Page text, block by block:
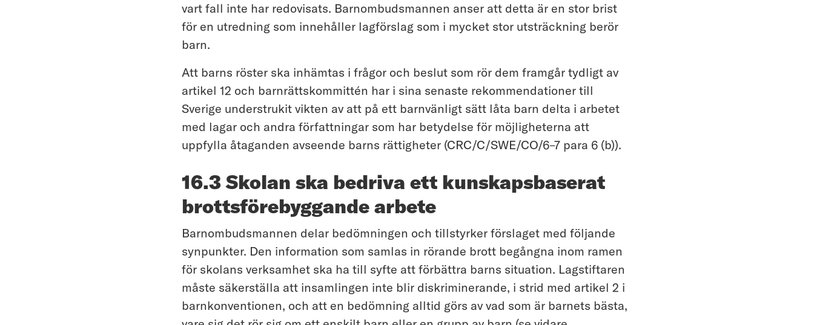
vart fall inte har redovisats. Barnombudsmannen anser att detta är en stor brist
för en utredning som innehåller lagförslag som i mycket stor utsträckning berör
barn.
Att barns röster ska inhämtas i frågor och beslut som rör dem framgår tydligt av
artikel 12 och barnrättskommittén har i sina senaste rekommendationer till
Sverige understrukit vikten av att på ett barnvänligt sätt låta barn delta i arbetet
med lagar och andra författningar som har betydelse för möjligheterna att
uppfylla åtaganden avseende barns rättigheter (CRC/C/SWE/CO/6–7 para 6 (b)).
16.3 Skolan ska bedriva ett kunskapsbaserat
brottsförebyggande arbete
Barnombudsmannen delar bedömningen och tillstyrker förslaget med följande
synpunkter. Den information som samlas in rörande brott begångna inom ramen
för skolans verksamhet ska ha till syfte att förbättra barns situation. Lagstiftaren
måste säkerställa att insamlingen inte blir diskriminerande, i strid med artikel 2 i
barnkonventionen, och att en bedömning alltid görs av vad som är barnets bästa,